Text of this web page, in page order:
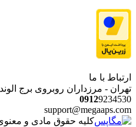
ارتباط با ما
تهران - مرزداران روبروی برج الوند
09129234530
support@megaaps.com
کلیه حقوق مادی و